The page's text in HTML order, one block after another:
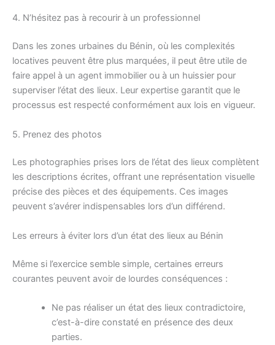
4. N’hésitez pas à recourir à un professionnel
Dans les zones urbaines du Bénin, où les complexités
locatives peuvent être plus marquées, il peut être utile de
faire appel à un agent immobilier ou à un huissier pour
superviser l’état des lieux. Leur expertise garantit que le
processus est respecté conformément aux lois en vigueur.
5. Prenez des photos
Les photographies prises lors de l’état des lieux complètent
les descriptions écrites, offrant une représentation visuelle
précise des pièces et des équipements. Ces images
peuvent s’avérer indispensables lors d’un différend.
Les erreurs à éviter lors d’un état des lieux au Bénin
Même si l’exercice semble simple, certaines erreurs
courantes peuvent avoir de lourdes conséquences :
Ne pas réaliser un état des lieux contradictoire,
c’est-à-dire constaté en présence des deux
parties.